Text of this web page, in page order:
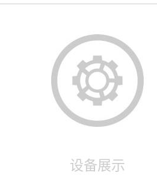
设备展示